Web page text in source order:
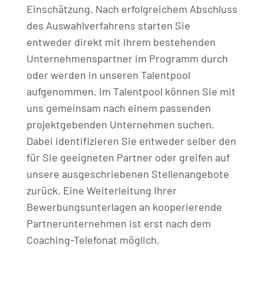
Einschätzung. Nach erfolgreichem Abschluss
des Auswahlverfahrens starten Sie
entweder direkt mit Ihrem bestehenden
Unternehmenspartner im Programm durch
oder werden in unseren Talentpool
aufgenommen. Im Talentpool können Sie mit
uns gemeinsam nach einem passenden
projektgebenden Unternehmen suchen.
Dabei identifizieren Sie entweder selber den
für Sie geeigneten Partner oder greifen auf
unsere ausgeschriebenen Stellenangebote
zurück. Eine Weiterleitung Ihrer
Bewerbungsunterlagen an kooperierende
Partnerunternehmen ist erst nach dem
Coaching-Telefonat möglich.